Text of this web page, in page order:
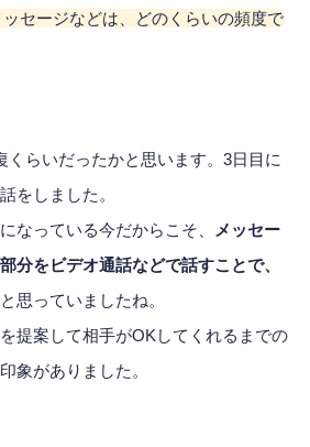
セージなどは、どのくらいの頻度で
くらいだったかと思います。3日目に
をしました。
なっている今だからこそ、
メッセー
分をビデオ通話などで話すことで、
と思っていましたね。
提案して相手がOKしてくれるまでの
象がありました。